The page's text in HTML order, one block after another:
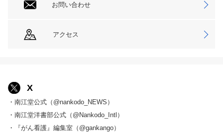
お問い合わせ
アクセス
X
・南江堂公式（@nankodo_NEWS）
・南江堂洋書部公式（@Nankodo_Intl）
・『がん看護』編集室（@gankango）